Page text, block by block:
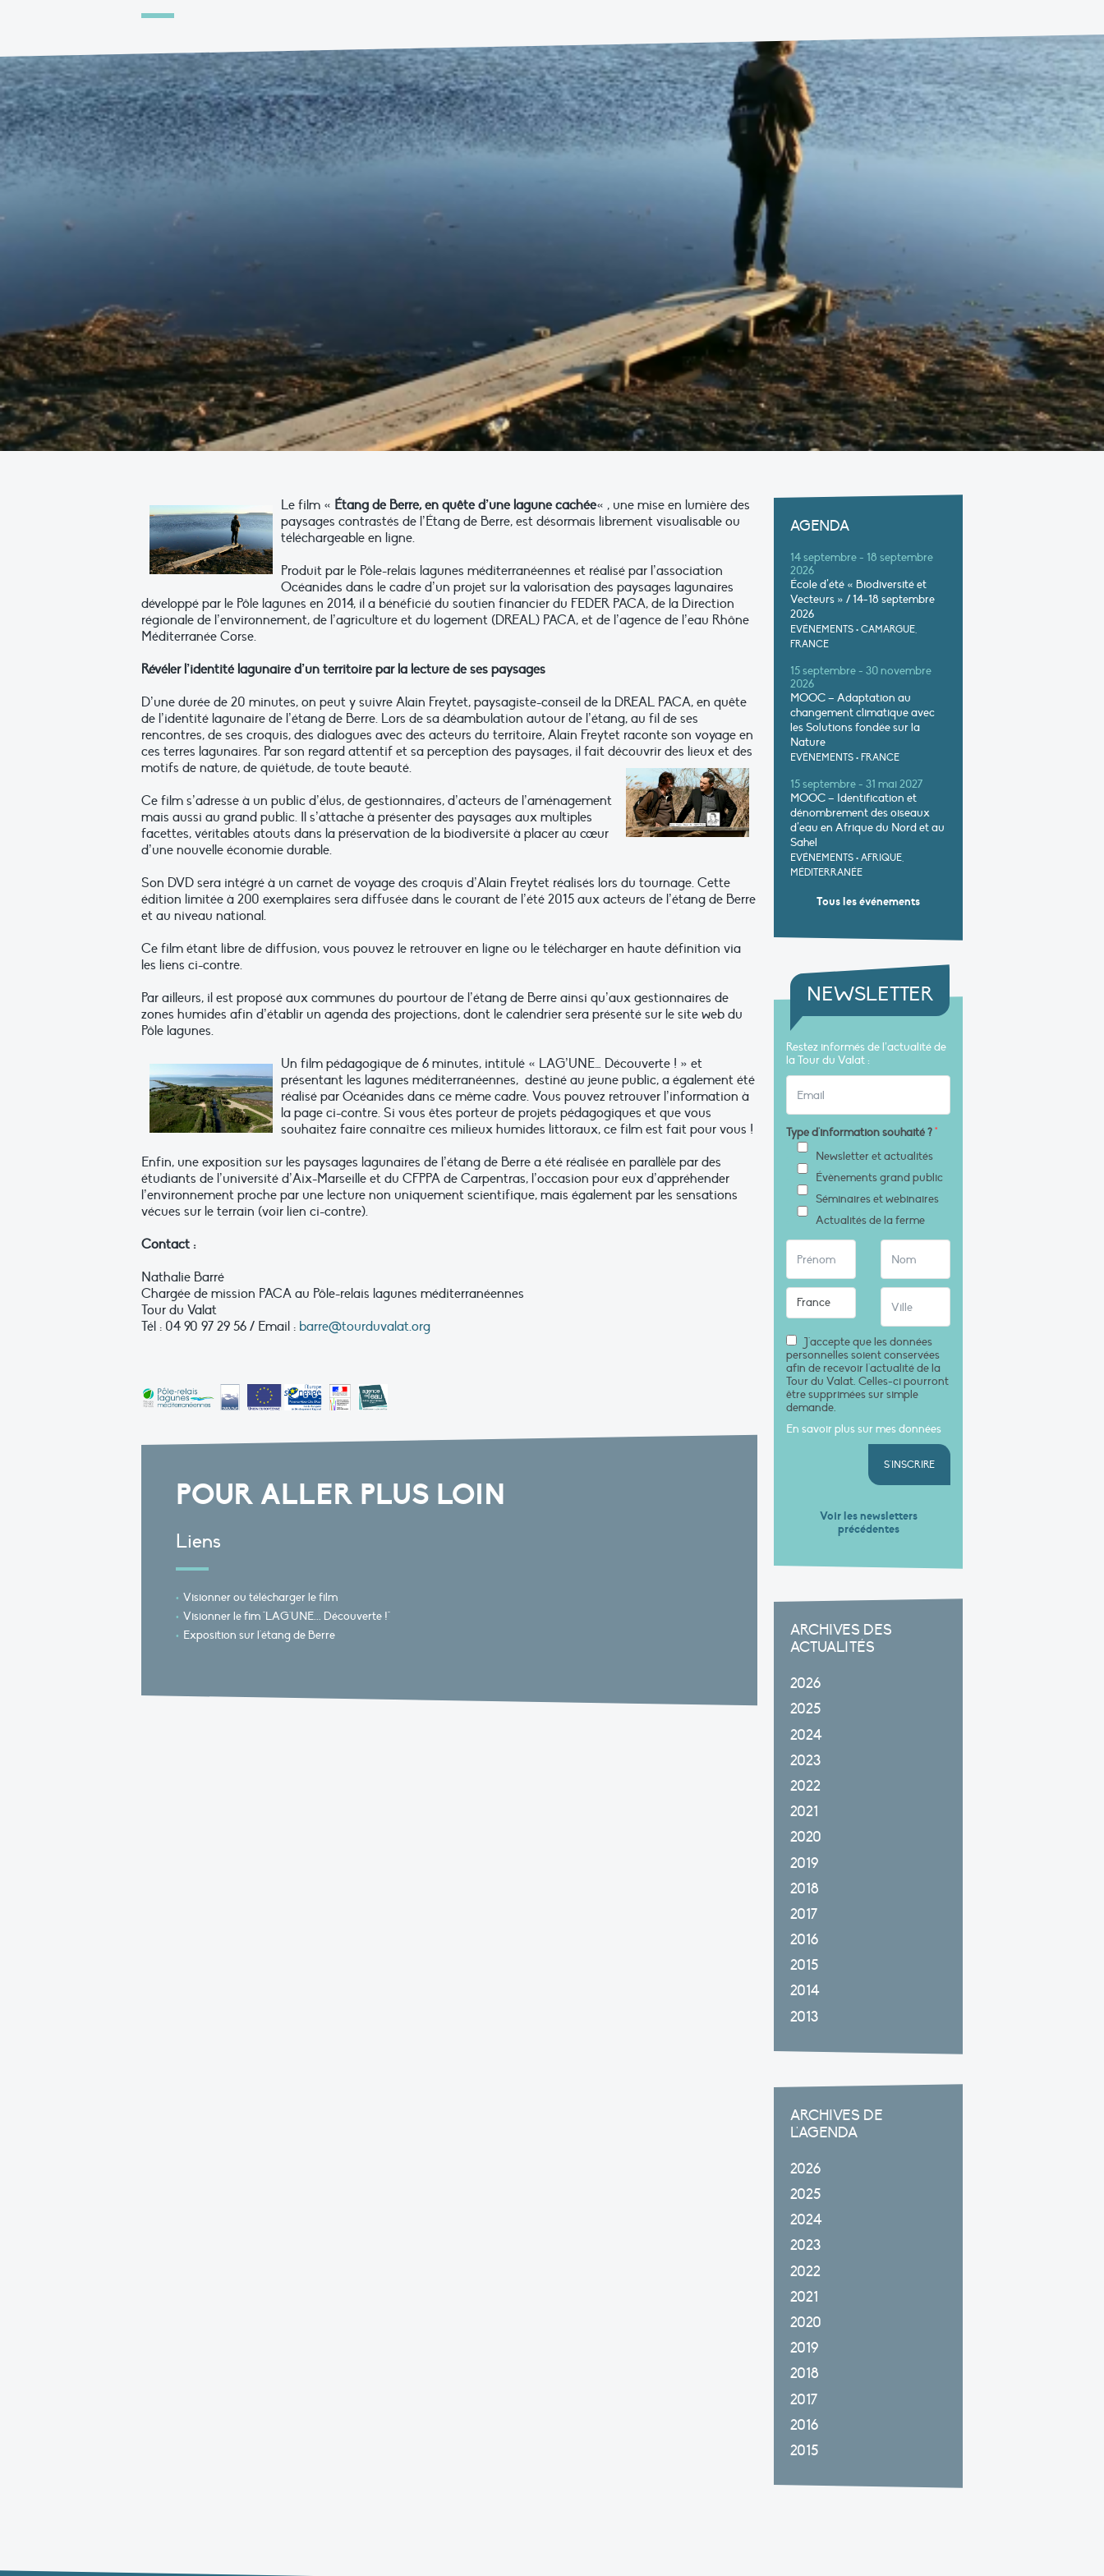
Le film « Étang de Berre, en quête d’une lagune cachée« , une mise en lumière des
paysages contrastés de l’Étang de Berre, est désormais librement visualisable ou
téléchargeable en ligne.
Produit par le Pôle-relais lagunes méditerranéennes et réalisé par l’association
Océanides dans le cadre d’un projet sur la valorisation des paysages lagunaires
développé par le Pôle lagunes en 2014, il a bénéficié du soutien financier du FEDER PACA, de la Direction
régionale de l’environnement, de l’agriculture et du logement (DREAL) PACA, et de l’agence de l’eau Rhône
Méditerranée Corse.
Révéler l’identité lagunaire d’un territoire par la lecture de ses paysages
D’une durée de 20 minutes, on peut y suivre Alain Freytet, paysagiste-conseil de la DREAL PACA, en quête
de l’identité lagunaire de l’étang de Berre. Lors de sa déambulation autour de l’étang, au fil de ses
rencontres, de ses croquis, des dialogues avec des acteurs du territoire, Alain Freytet raconte son voyage en
ces terres lagunaires. Par son regard attentif et sa perception des paysages, il fait découvrir des lieux et des
motifs de nature, de quiétude, de toute beauté.
Ce film s’adresse à un public d’élus, de gestionnaires, d’acteurs de l’aménagement
mais aussi au grand public. Il s’attache à présenter des paysages aux multiples
facettes, véritables atouts dans la préservation de la biodiversité à placer au cœur
d’une nouvelle économie durable.
Son DVD sera intégré à un carnet de voyage des croquis d’Alain Freytet réalisés lors du tournage. Cette
édition limitée à 200 exemplaires sera diffusée dans le courant de l’été 2015 aux acteurs de l’étang de Berre
et au niveau national.
Ce film étant libre de diffusion, vous pouvez le retrouver en ligne ou le télécharger en haute définition via
les liens ci-contre.
Par ailleurs, il est proposé aux communes du pourtour de l’étang de Berre ainsi qu’aux gestionnaires de
zones humides afin d’établir un agenda des projections, dont le calendrier sera présenté sur le site web du
Pôle lagunes.
Un film pédagogique de 6 minutes, intitulé « LAG’UNE… Découverte ! » et
présentant les lagunes méditerranéennes, destiné au jeune public, a également été
réalisé par Océanides dans ce même cadre. Vous pouvez retrouver l’information à
la page ci-contre. Si vous êtes porteur de projets pédagogiques et que vous
souhaitez faire connaître ces milieux humides littoraux, ce film est fait pour vous !
Enfin, une exposition sur les paysages lagunaires de l’étang de Berre a été réalisée en parallèle par des
étudiants de l’université d’Aix-Marseille et du CFPPA de Carpentras, l’occasion pour eux d’appréhender
l’environnement proche par une lecture non uniquement scientifique, mais également par les sensations
vécues sur le terrain (voir lien ci-contre).
Contact :
Nathalie Barré
Chargée de mission PACA au Pôle-relais lagunes méditerranéennes
Tour du Valat
Tél : 04 90 97 29 56 / Email : barre@tourduvalat.org
POUR ALLER PLUS LOIN
Liens
Visionner ou télécharger le film
Visionner le fim "LAG'UNE... Découverte !"
Exposition sur l'étang de Berre
AGENDA
14 septembre - 18 septembre
2026
École d’été « Biodiversité et
Vecteurs » / 14-18 septembre
2026
EVÉNEMENTS • CAMARGUE,
FRANCE
15 septembre - 30 novembre
2026
MOOC – Adaptation au
changement climatique avec
les Solutions fondée sur la
Nature
EVÉNEMENTS • FRANCE
15 septembre - 31 mai 2027
MOOC – Identification et
dénombrement des oiseaux
d’eau en Afrique du Nord et au
Sahel
EVÉNEMENTS • AFRIQUE,
MÉDITERRANÉE
Tous les événements
NEWSLETTER
Restez informés de l’actualité de
la Tour du Valat :
Type d'information souhaité ?*
Newsletter et actualités
Évènements grand public
Séminaires et webinaires
Actualités de la ferme
J'accepte que les données
personnelles soient conservées
afin de recevoir l'actualité de la
Tour du Valat. Celles-ci pourront
être supprimées sur simple
demande.
En savoir plus sur mes données
S'INSCRIRE
Voir les newsletters
précédentes
ARCHIVES DES
ACTUALITÉS
2026
2025
2024
2023
2022
2021
2020
2019
2018
2017
2016
2015
2014
2013
ARCHIVES DE
L'AGENDA
2026
2025
2024
2023
2022
2021
2020
2019
2018
2017
2016
2015